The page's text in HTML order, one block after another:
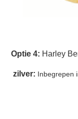
Optie 4: Harley
zilver: Inbegrepen